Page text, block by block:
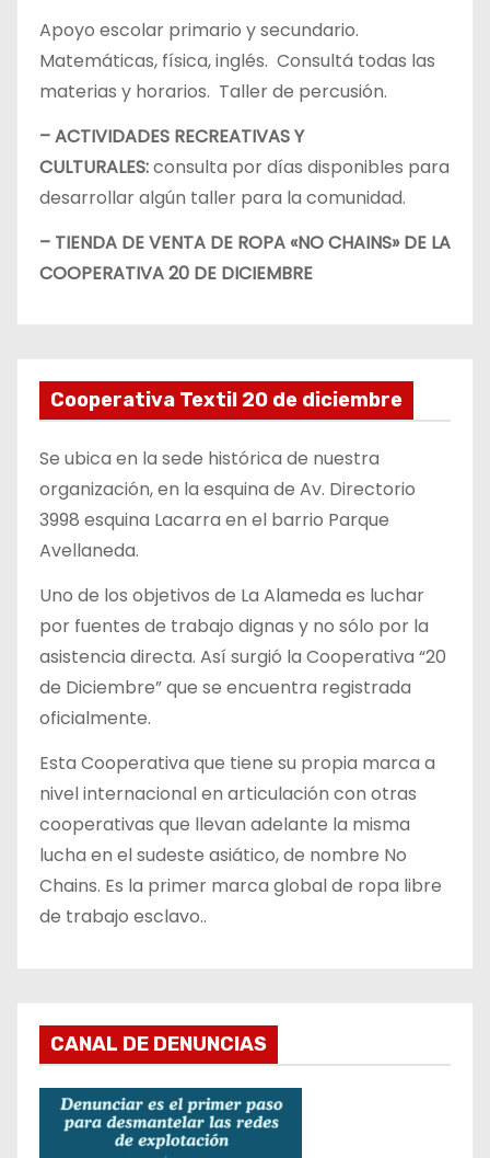
Apoyo escolar primario y secundario.
Matemáticas, física, inglés. Consultá todas las
materias y horarios. Taller de percusión.
– ACTIVIDADES RECREATIVAS Y
CULTURALES:consulta por días disponibles para
desarrollar algún taller para la comunidad.
– TIENDA DE VENTA DE ROPA «NO CHAINS» DE LA
COOPERATIVA 20 DE DICIEMBRE
Cooperativa Textil 20 de diciembre
Se ubica en la sede histórica de nuestra
organización, en la esquina de Av. Directorio
3998 esquina Lacarra en el barrio Parque
Avellaneda.
Uno de los objetivos de La Alameda es luchar
por fuentes de trabajo dignas y no sólo por la
asistencia directa. Así surgió la Cooperativa “20
de Diciembre” que se encuentra registrada
oficialmente.
Esta Cooperativa que tiene su propia marca a
nivel internacional en articulación con otras
cooperativas que llevan adelante la misma
lucha en el sudeste asiático, de nombre No
Chains. Es la primer marca global de ropa libre
de trabajo esclavo..
CANAL DE DENUNCIAS